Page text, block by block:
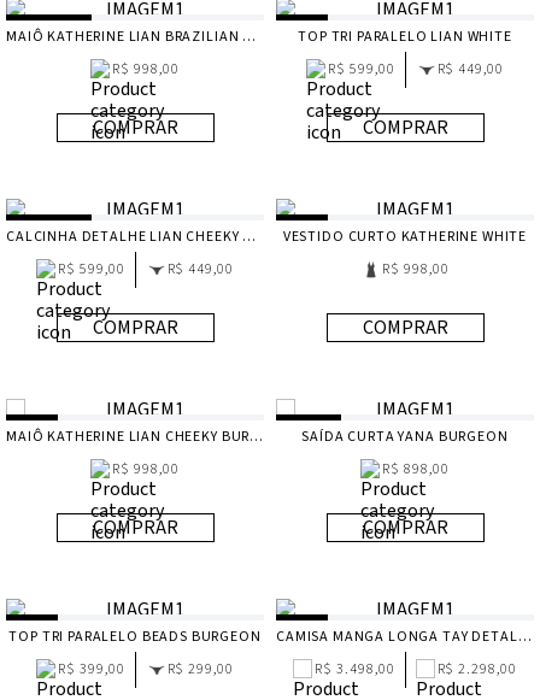
MAIÔ KATHERINE LIAN BRAZILIAN WHITE
R$ 998,00
COMPRAR
TOP TRI PARALELO LIAN WHITE
R$ 599,00
R$ 449,00
COMPRAR
CALCINHA DETALHE LIAN CHEEKY WHITE
R$ 599,00
R$ 449,00
COMPRAR
VESTIDO CURTO KATHERINE WHITE
R$ 998,00
COMPRAR
MAIÔ KATHERINE LIAN CHEEKY BURGEON
R$ 998,00
COMPRAR
SAÍDA CURTA YANA BURGEON
R$ 898,00
COMPRAR
TOP TRI PARALELO BEADS BURGEON
R$ 399,00
R$ 299,00
CAMISA MANGA LONGA TAY DETALHE BURGEON
R$ 3.498,00
R$ 2.298,00